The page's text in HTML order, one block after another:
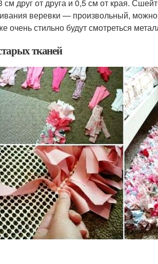
друг от друга и 0,5 см от края.
веревки — произвольный,
очень стильно будут смотреться
тканей